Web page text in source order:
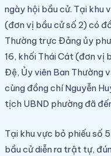
ngày hội bầu cử. Tại khu
(đơn vị bầu cử số 2) có
Thường trực Đảng ủy
16, khối Thái Cát (đơn vị
Đệ, Ủy viên Ban Thường
cùng đồng chí Nguyễn
tịch UBND phường đã
Tại khu vực bỏ phiếu số
bầu cử diễn ra trật tự,